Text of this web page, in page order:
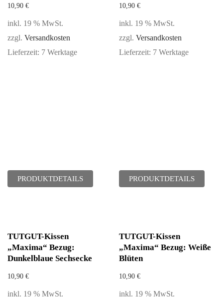
10,90 €
inkl. 19 % MwSt.
zzgl. Versandkosten
Lieferzeit: 7 Werktage
PRODUKTDETAILS
10,90 €
inkl. 19 % MwSt.
zzgl. Versandkosten
Lieferzeit: 7 Werktage
PRODUKTDETAILS
TUTGUT-Kissen
„Maxima“ Bezug:
Dunkelblaue Sechsecke
10,90 €
inkl. 19 % MwSt.
TUTGUT-Kissen
„Maxima“ Bezug: Weiße
Blüten
10,90 €
inkl. 19 % MwSt.